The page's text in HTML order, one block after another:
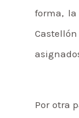
forma, la
Por otra